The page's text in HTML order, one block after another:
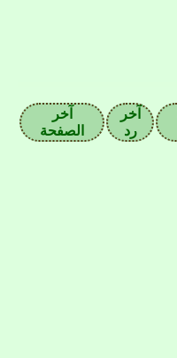
آخر
رد
آخر
الصفحة